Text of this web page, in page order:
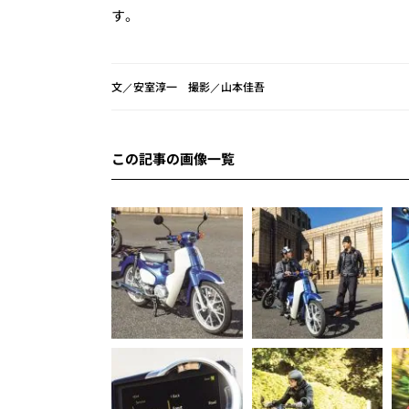
す。
文／安室淳一 撮影／山本佳吾
この記事の画像一覧